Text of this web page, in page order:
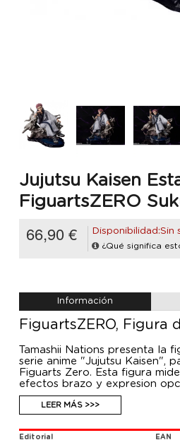
Jujutsu Kaisen
FiguartsZERO
66,90 € Disponibilidad:Sin
¿Qué significa
Información
FiguartsZERO, Figura
Tamashii Nations presenta la
serie anime "Jujutsu Kaisen",
Figuarts Zero. Esta figura
efectos brazo y expresion
LEER MÁS >>>
Editorial EAN